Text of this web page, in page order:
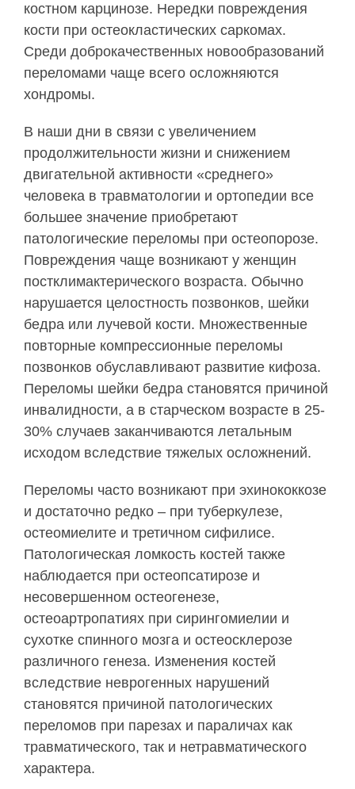
костном карцинозе. Нередки повреждения
кости при остеокластических саркомах.
Среди доброкачественных новообразований
переломами чаще всего осложняются
хондромы.
В наши дни в связи с увеличением
продолжительности жизни и снижением
двигательной активности «среднего»
человека в травматологии и ортопедии все
большее значение приобретают
патологические переломы при остеопорозе.
Повреждения чаще возникают у женщин
постклимактерического возраста. Обычно
нарушается целостность позвонков, шейки
бедра или лучевой кости. Множественные
повторные компрессионные переломы
позвонков обуславливают развитие кифоза.
Переломы шейки бедра становятся причиной
инвалидности, а в старческом возрасте в 25-
30% случаев заканчиваются летальным
исходом вследствие тяжелых осложнений.
Переломы часто возникают при эхинококкозе
и достаточно редко – при туберкулезе,
остеомиелите и третичном сифилисе.
Патологическая ломкость костей также
наблюдается при остеопсатирозе и
несовершенном остеогенезе,
остеоартропатиях при сирингомиелии и
сухотке спинного мозга и остеосклерозе
различного генеза. Изменения костей
вследствие неврогенных нарушений
становятся причиной патологических
переломов при парезах и параличах как
травматического, так и нетравматического
характера.